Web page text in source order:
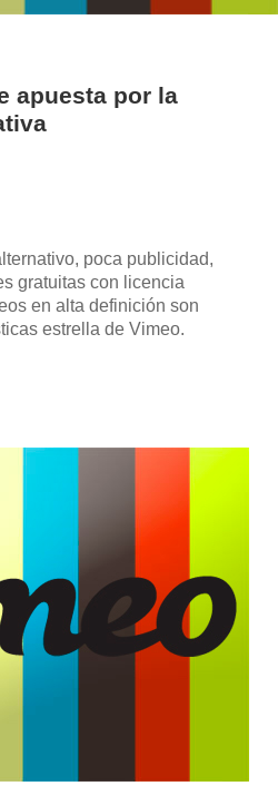
apuesta por la
poca publicidad,
gratuitas con licencia
en alta definición son
estrella de Vimeo.